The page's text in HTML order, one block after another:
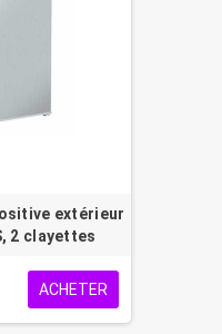
extérieur
2 clayettes
ACHETER